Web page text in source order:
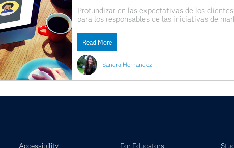
Sandra Hernandez
Profundizar en las expectativas de los
para los responsables de las iniciativas de
tecnologías exponenciales en el
Read More
Accessibility For Educators